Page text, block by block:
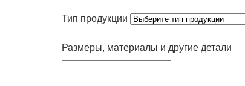
Тип продукции
Размеры, материалы и другие детали